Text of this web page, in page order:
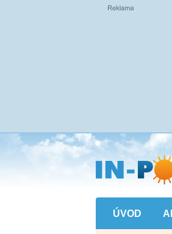
Přejít
na
hlavní
obsah
ÚVOD